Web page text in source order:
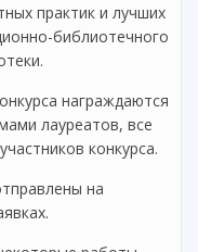
практик и лучших
библиотечного
награждаются
лауреатов, все
конкурса.
на